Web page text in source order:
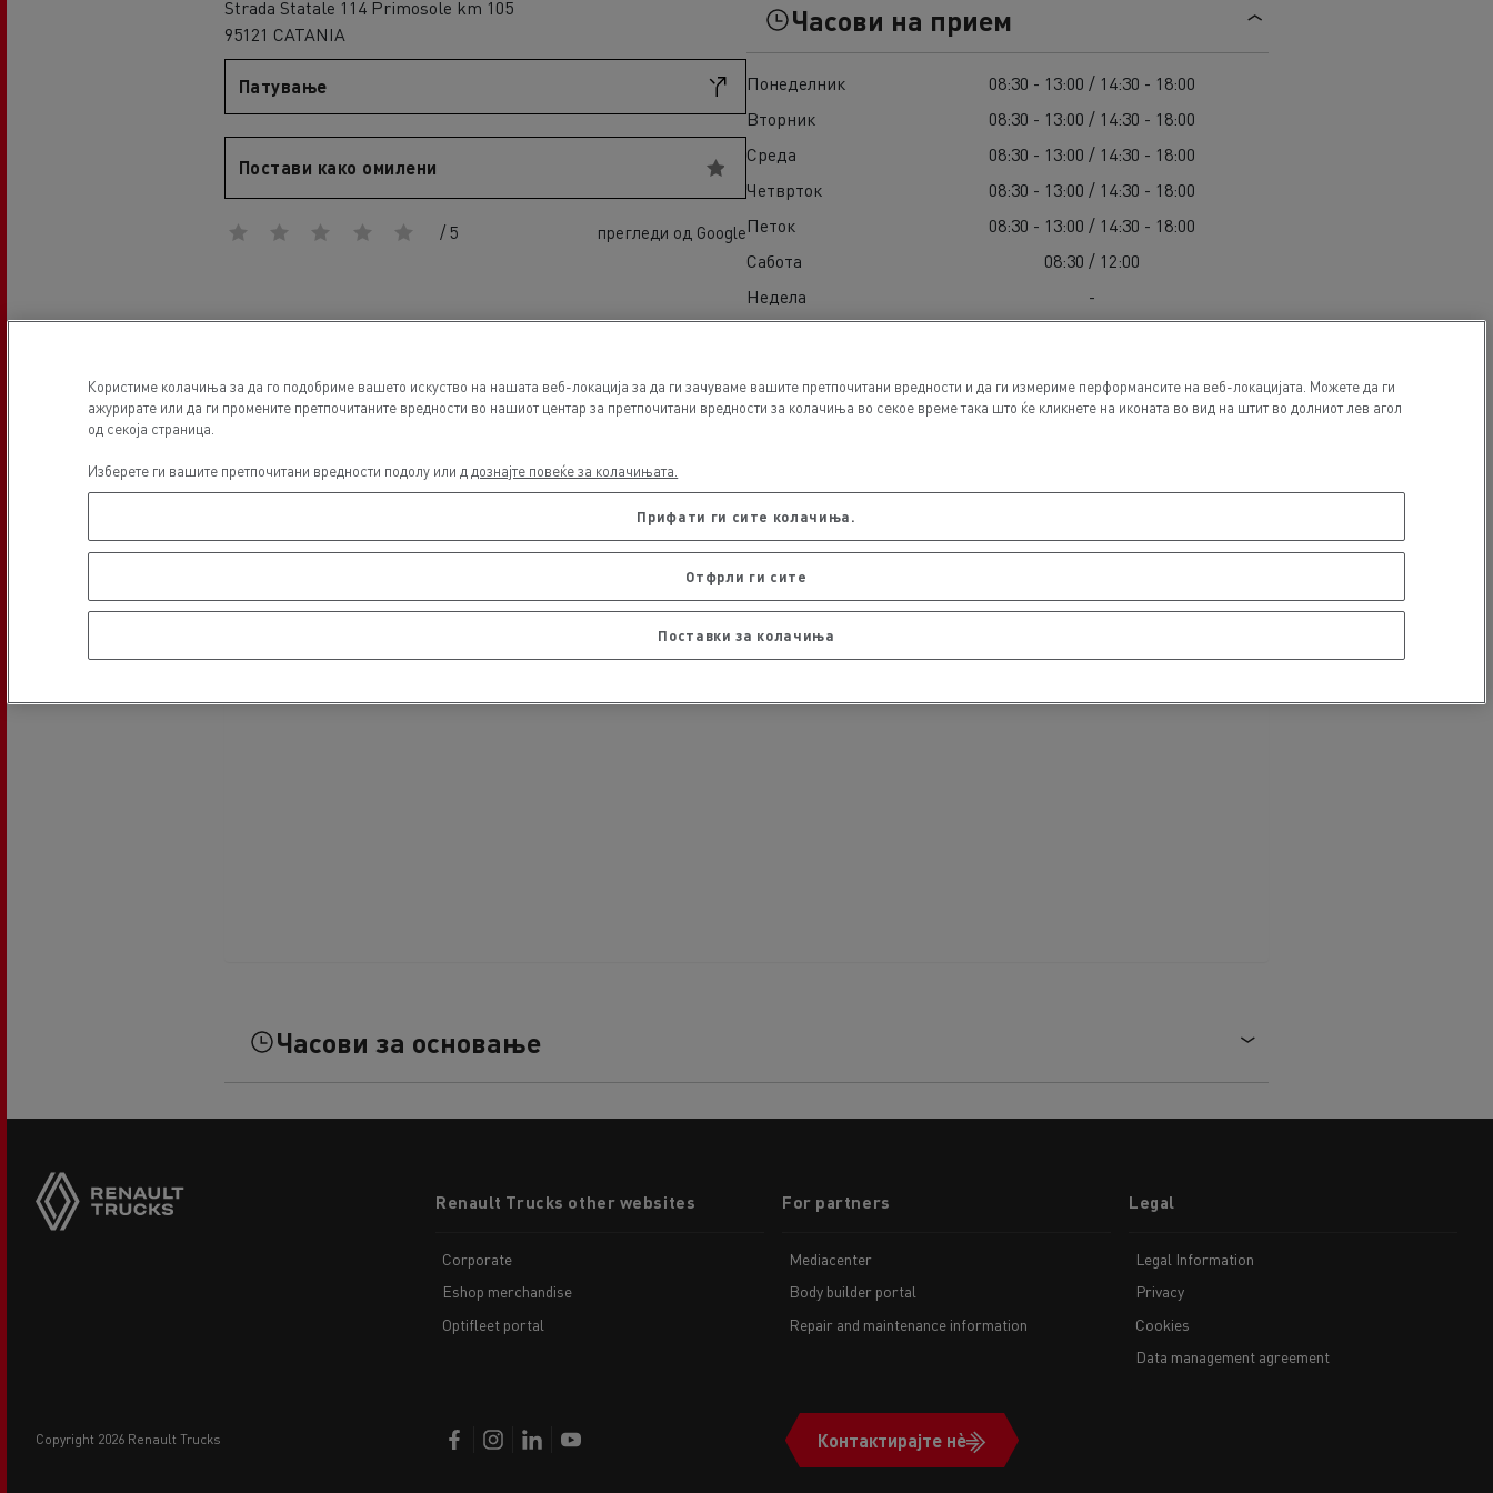
Radovi na održavanju cesta
Oprema za lokalne uprave
D Wide E-Tech
T X-64
Check available trucks on Used Trucks website
An engineer's dream
Design: the electric truck revolution
Guerlain
Delanchy Group
Feldschlösschen - Carlsberg
Logging transport in Scotland
Zamrznuti obroci u Španiji
Strada Statale 114 Primosole km 105
95121 CATANIA
Патување
Постави како омилени
/ 5 прегледи од Google
Часови на прием
Понеделник
08:30 - 13:00 / 14:30 - 18:00
Вторник
08:30 - 13:00 / 14:30 - 18:00
Среда
08:30 - 13:00 / 14:30 - 18:00
Четврток
08:30 - 13:00 / 14:30 - 18:00
Петок
08:30 - 13:00 / 14:30 - 18:00
Сабота
08:30 / 12:00
Недела
-
Локација
Часови за основање
copyright 2026 Renault Trucks
menuRenault Trucks other websites
Corporate
Eshop merchandise
Optifleet portal
For partners
Mediacenter
Body builder portal
Repair and maintenance information
Legal
Legal Information
Privacy
Cookies
Data management agreement
Контактирајте нè
Користиме колачиња за да го подобриме вашето искуство на нашата веб-локација за да ги зачуваме вашите претпочитани вредности и да ги измериме перформансите на веб-локацијата. Можете да ги
ажурирате или да ги промените претпочитаните вредности во нашиот центар за претпочитани вредности за колачиња во секое време така што ќе кликнете на иконата во вид на штит во долниот лев агол
од секоја страница.
Изберете ги вашите претпочитани вредности подолу или д дознајте повеќе за колачињата.
Прифати ги сите колачиња.
Отфрли ги сите
Поставки за колачиња